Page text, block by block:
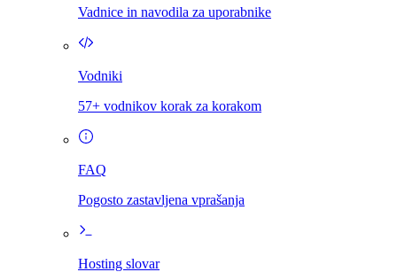
Vadnice in navodila za uporabnike
Vodniki
57+ vodnikov korak za korakom
FAQ
Pogosto zastavljena vprašanja
Hosting slovar